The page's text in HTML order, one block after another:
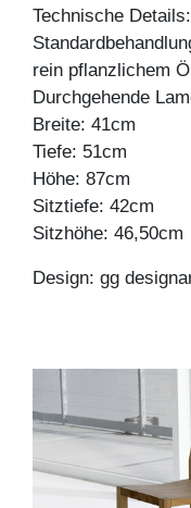
Technische Details:
rein pflanzlichem
Durchgehende
Breite: 41cm
Tiefe: 51cm
Höhe: 87cm
Sitztiefe: 42cm
Sitzhöhe: 46,50cm
Design: gg